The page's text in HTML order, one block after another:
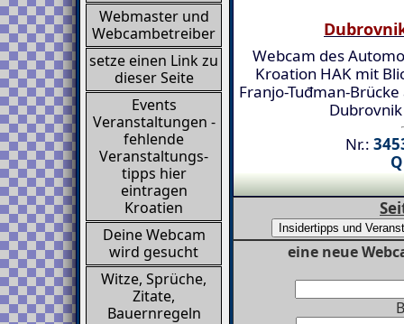
Webmaster und
Webcambetreiber
setze einen Link zu
dieser Seite
Events
Veranstaltungen -
fehlende
Veranstaltungs-
tipps hier
eintragen
Kroatien
Deine Webcam
wird gesucht
Witze, Sprüche,
Zitate,
Bauernregeln
Webcam des
Kroation HAK mit
Franjo-Tuđman-
Dubrovnik
Nr.:
eine neue